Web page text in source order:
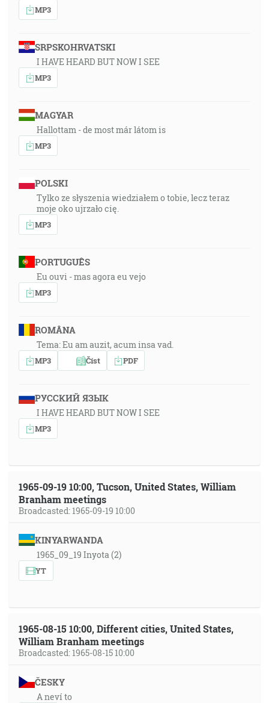
MP3
SRPSKOHRVATSKI
I HAVE HEARD BUT NOW I SEE
MP3
MAGYAR
Hallottam - de most már látom is
MP3
POLSKI
Tylko ze słyszenia wiedziałem o tobie, lecz teraz
moje oko ujrzało cię.
MP3
PORTUGUÊS
Eu ouvi - mas agora eu vejo
MP3
ROMÂNA
Tema: Eu am auzit, acum insa vad.
MP3 Číst PDF
РУССКИЙ ЯЗЫК
I HAVE HEARD BUT NOW I SEE
MP3
1965-09-19 10:00, Tucson, United States, William
Branham meetings
Broadcasted: 1965-09-19 10:00
KINYARWANDA
1965_09_19 Inyota (2)
YT
1965-08-15 10:00, Different cities, United States,
William Branham meetings
Broadcasted: 1965-08-15 10:00
ČESKY
A neví to